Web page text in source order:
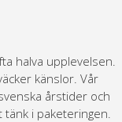
halva upplevelsen.
känslor. Vår
årstider och
i paketeringen.